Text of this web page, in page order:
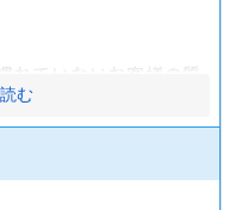
れていないお客様の質
む